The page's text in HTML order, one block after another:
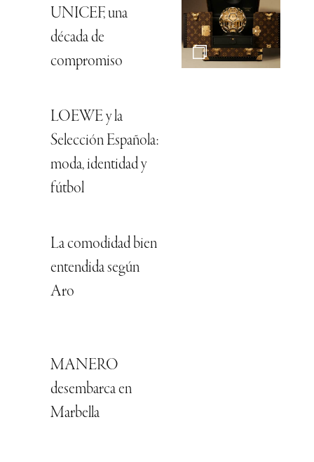
UNICEF, una
década de
compromiso
LOEWE y la
Selección Española:
moda, identidad y
fútbol
La comodidad bien
entendida según
Aro
MANERO
desembarca en
Marbella